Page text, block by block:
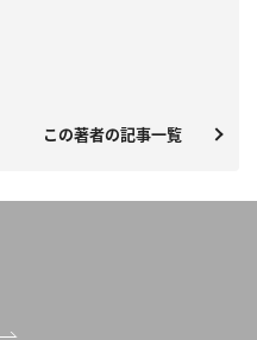
この著者の記事一覧